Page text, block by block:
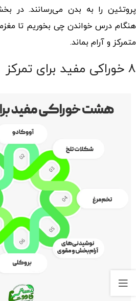
پروتئین را به بدن می‌رسانند. در
هنگام درس خواندن چی بخوریم تا
متمرکز و آرام بماند.
۸ خوراکی‌ مفید برای تمرکز